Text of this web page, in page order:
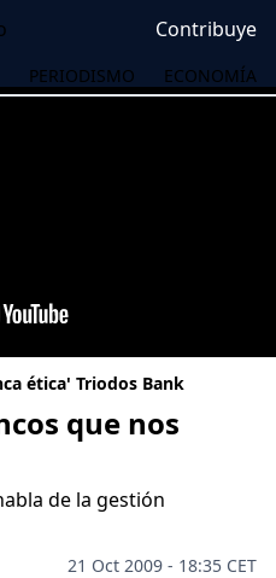
Contribuye
PERIODISMO ECONOMÍA
ética' Triodos Bank
que nos
de la gestión
21 Oct 2009 - 18:35 CET